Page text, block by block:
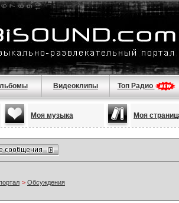
Видеоклипы Топ Радио
Моя музыка Моя
> Обсуждения